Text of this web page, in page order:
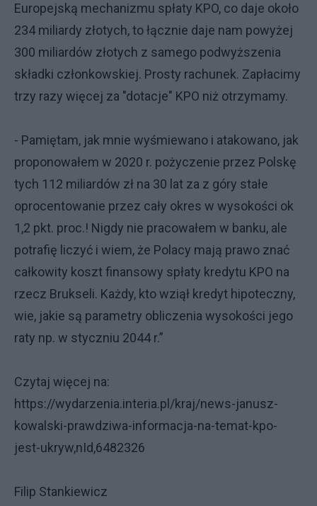
Europejską mechanizmu spłaty KPO, co daje około
234 miliardy złotych, to łącznie daje nam powyżej
300 miliardów złotych z samego podwyższenia
składki członkowskiej. Prosty rachunek. Zapłacimy
trzy razy więcej za "dotacje" KPO niż otrzymamy.
- Pamiętam, jak mnie wyśmiewano i atakowano, jak
proponowałem w 2020 r. pożyczenie przez Polskę
tych 112 miliardów zł na 30 lat za z góry stałe
oprocentowanie przez cały okres w wysokości ok
1,2 pkt. proc.! Nigdy nie pracowałem w banku, ale
potrafię liczyć i wiem, że Polacy mają prawo znać
całkowity koszt finansowy spłaty kredytu KPO na
rzecz Brukseli. Każdy, kto wziął kredyt hipoteczny,
wie, jakie są parametry obliczenia wysokości jego
raty np. w styczniu 2044 r.”
Czytaj więcej na:
https://wydarzenia.interia.pl/kraj/news-janusz-
kowalski-prawdziwa-informacja-na-temat-kpo-
jest-ukryw,nId,6482326
Filip Stankiewicz